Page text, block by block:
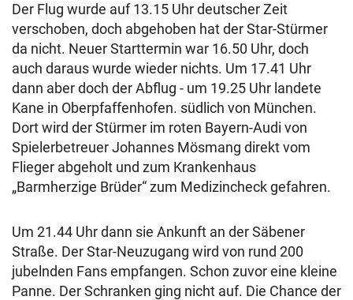
Der Flug wurde auf 13.15 Uhr deutscher Zeit
verschoben, doch abgehoben hat der Star-Stürmer
da nicht. Neuer Starttermin war 16.50 Uhr, doch
auch daraus wurde wieder nichts. Um 17.41 Uhr
dann aber doch der Abflug - um 19.25 Uhr landete
Kane in Oberpfaffenhofen. südlich von München.
Dort wird der Stürmer im roten Bayern-Audi von
Spielerbetreuer Johannes Mösmang direkt vom
Flieger abgeholt und zum Krankenhaus
„Barmherzige Brüder“ zum Medizincheck gefahren.
Um 21.44 Uhr dann sie Ankunft an der Säbener
Straße. Der Star-Neuzugang wird von rund 200
jubelnden Fans empfangen. Schon zuvor eine kleine
Panne. Der Schranken ging nicht auf. Die Chance der